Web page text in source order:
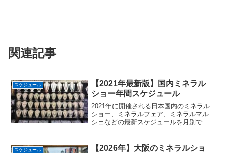
関連記事
スケジュール
【2021年最新版】国内ミネラル
ショー年間スケジュール
2021年に開催される日本国内のミネラル
ショー、ミネラルフェア、ミネラルマル
シェなどの最新スケジュールを月別でま
す。
スケジュール
【2026年】大阪のミネラルショ